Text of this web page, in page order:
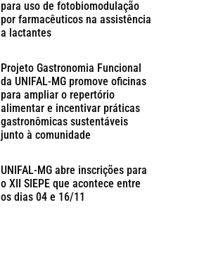
para uso de fotobiomodulação
por farmacêuticos na assistência
a lactantes
Projeto Gastronomia Funcional
da UNIFAL-MG promove oficinas
para ampliar o repertório
alimentar e incentivar práticas
gastronômicas sustentáveis
junto à comunidade
UNIFAL-MG abre inscrições para
o XII SIEPE que acontece entre
os dias 04 e 16/11